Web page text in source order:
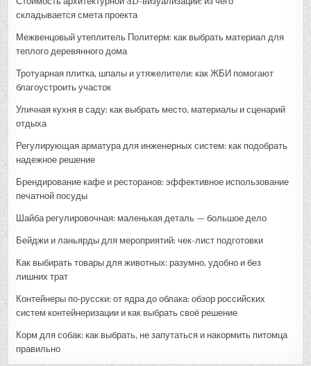
складывается смета проекта
Межвенцовый утеплитель Политерм: как выбрать материал для
теплого деревянного дома
Тротуарная плитка, шпалы и утяжелители: как ЖБИ помогают
благоустроить участок
Уличная кухня в саду: как выбрать место, материалы и сценарий
отдыха
Регулирующая арматура для инженерных систем: как подобрать
надежное решение
Брендирование кафе и ресторанов: эффективное использование
печатной посуды
Шайба регулировочная: маленькая деталь — большое дело
Бейджи и ланьярды для мероприятий: чек-лист подготовки
Как выбирать товары для животных: разумно, удобно и без
лишних трат
Контейнеры по‑русски: от ядра до облака: обзор российских
систем контейнеризации и как выбрать своё решение
Корм для собак: как выбрать, не запутаться и накормить питомца
правильно